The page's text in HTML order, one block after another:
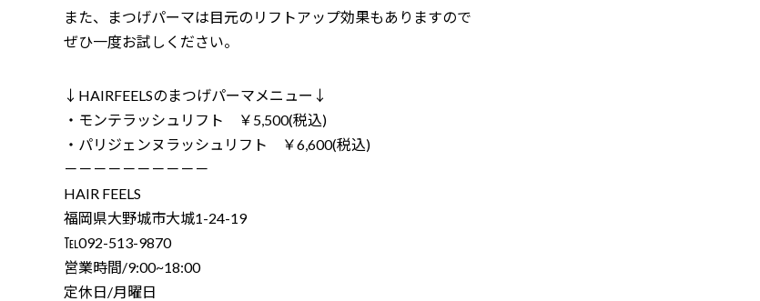
また、まつげパーマは目元のリフトアップ効果もありますので
ぜひ一度お試しください。
↓HAIRFEELSのまつげパーマメニュー↓
・モンテラッシュリフト ￥5,500(税込)
・パリジェンヌラッシュリフト ￥6,600(税込)
－－－－－－－－－－
HAIR FEELS
福岡県大野城市大城1-24-19
℡092-513-9870
営業時間/9:00~18:00
定休日/月曜日